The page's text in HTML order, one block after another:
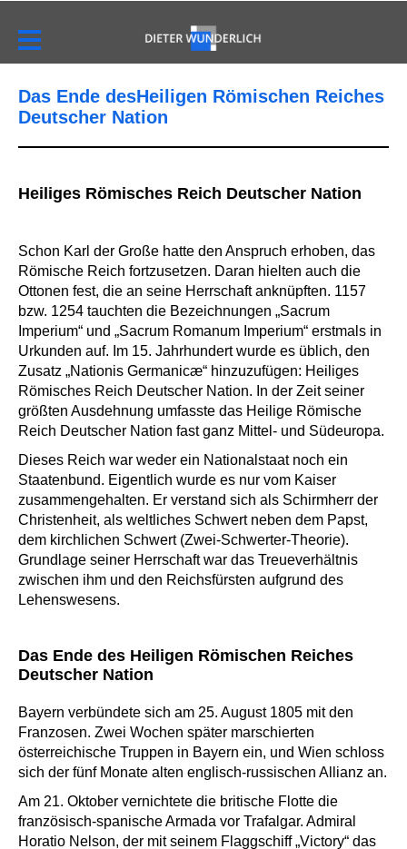
Das Ende desHeiligen Römischen Reiches
Deutscher Nation
Heiliges Römisches Reich Deutscher Nation
Schon Karl der Große hatte den Anspruch erhoben, das
Römische Reich fortzusetzen. Daran hielten auch die
Ottonen fest, die an seine Herrschaft anknüpften. 1157
bzw. 1254 tauchten die Bezeichnungen „Sacrum
Imperium“ und „Sacrum Romanum Imperium“ erstmals in
Urkunden auf. Im 15. Jahrhundert wurde es üblich, den
Zusatz „Nationis Germanicæ“ hinzuzufügen: Heiliges
Römisches Reich Deutscher Nation. In der Zeit seiner
größten Ausdehnung umfasste das Heilige Römische
Reich Deutscher Nation fast ganz Mittel- und Südeuropa.
Dieses Reich war weder ein Nationalstaat noch ein
Staatenbund. Eigentlich wurde es nur vom Kaiser
zusammengehalten. Er verstand sich als Schirmherr der
Christenheit, als weltliches Schwert neben dem Papst,
dem kirchlichen Schwert (Zwei-Schwerter-Theorie).
Grundlage seiner Herrschaft war das Treueverhältnis
zwischen ihm und den Reichsfürsten aufgrund des
Lehenswesens.
Das Ende des Heiligen Römischen Reiches
Deutscher Nation
Bayern verbündete sich am 25. August 1805 mit den
Franzosen. Zwei Wochen später marschierten
österreichische Truppen in Bayern ein, und Wien schloss
sich der fünf Monate alten englisch-russischen Allianz an.
Am 21. Oktober vernichtete die britische Flotte die
französisch-spanische Armada vor Trafalgar. Admiral
Horatio Nelson, der mit seinem Flaggschiff „Victory“ das